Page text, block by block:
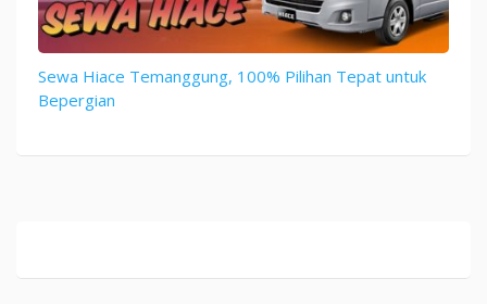
Sewa Hiace Temanggung, 100% Pilihan Tepat untuk
Bepergian